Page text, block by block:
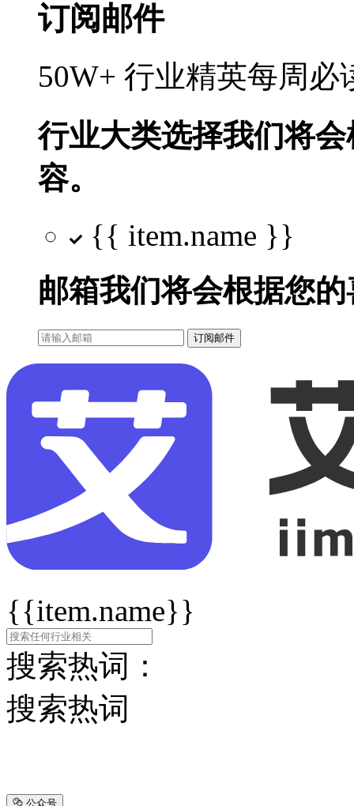
订阅邮件
50W+ 行业精英每周
行业大类选择我们将
容。
{{ item.name }}
邮箱我们将会根据您
订阅邮件
{{item.name}}
搜索热词：
搜索热词
公众号